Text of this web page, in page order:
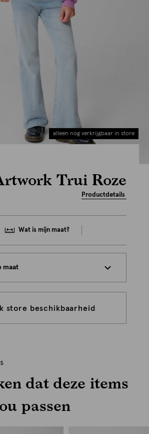
alleen nog verkrijgbaar in store
Trui Roze
Productdetails
Wat is mijn maat?
maat
store beschikbaarheid
dat deze items
passen